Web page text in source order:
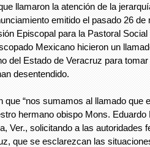
llamaron la atención de la
emitido el pasado 26 de
Episcopal para la Pastoral Social
Mexicano hicieron un
del Estado de Veracruz para
desentendido.
que “nos sumamos al llamado que
hermano obispo Mons. Eduardo
Ver., solicitando a las autoridades
que se esclarezcan las